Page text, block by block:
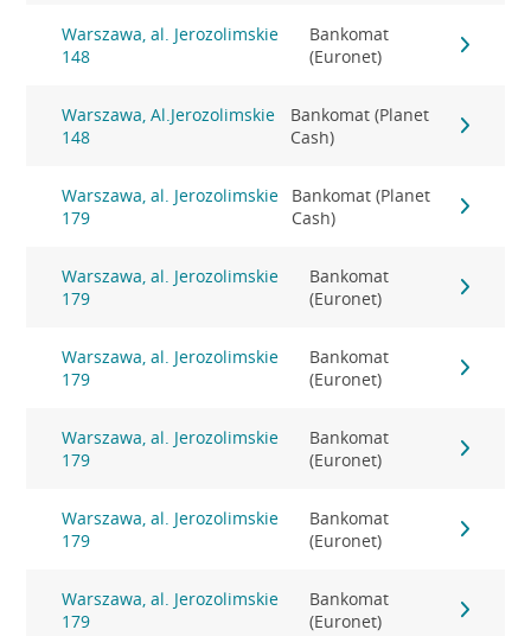
Warszawa, al. Jerozolimskie
148
Bankomat
(Euronet)
Warszawa, Al.Jerozolimskie
148
Bankomat (Planet
Cash)
Warszawa, al. Jerozolimskie
179
Bankomat (Planet
Cash)
Warszawa, al. Jerozolimskie
179
Bankomat
(Euronet)
Warszawa, al. Jerozolimskie
179
Bankomat
(Euronet)
Warszawa, al. Jerozolimskie
179
Bankomat
(Euronet)
Warszawa, al. Jerozolimskie
179
Bankomat
(Euronet)
Warszawa, al. Jerozolimskie
179
Bankomat
(Euronet)